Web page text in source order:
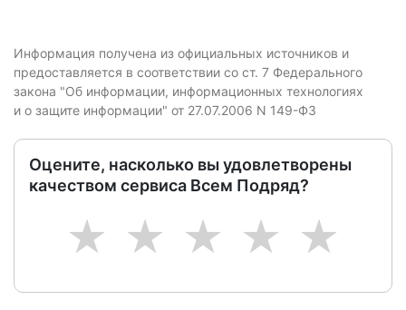
Информация получена из официальных источников и
предоставляется в соответствии со ст. 7 Федерального
закона "Об информации, информационных технологиях
и о защите информации" от 27.07.2006 N 149-ФЗ
Оцените, насколько вы удовлетворены
качеством сервиса Всем Подряд?
5
4
3
2
1